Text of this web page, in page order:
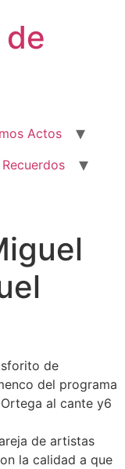
Actos
Recuerdos
de
del programa
al cante y6
de artistas
la calidad a que